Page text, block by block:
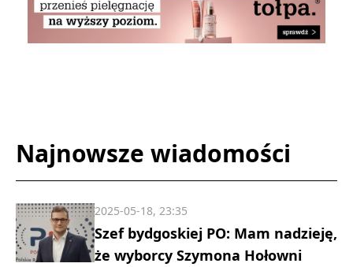
Najnowsze wiadomości
Szef bydgoskiej PO: Mam nadzieję,
że wyborcy Szymona Hołowni
2025-05-18, 23:35